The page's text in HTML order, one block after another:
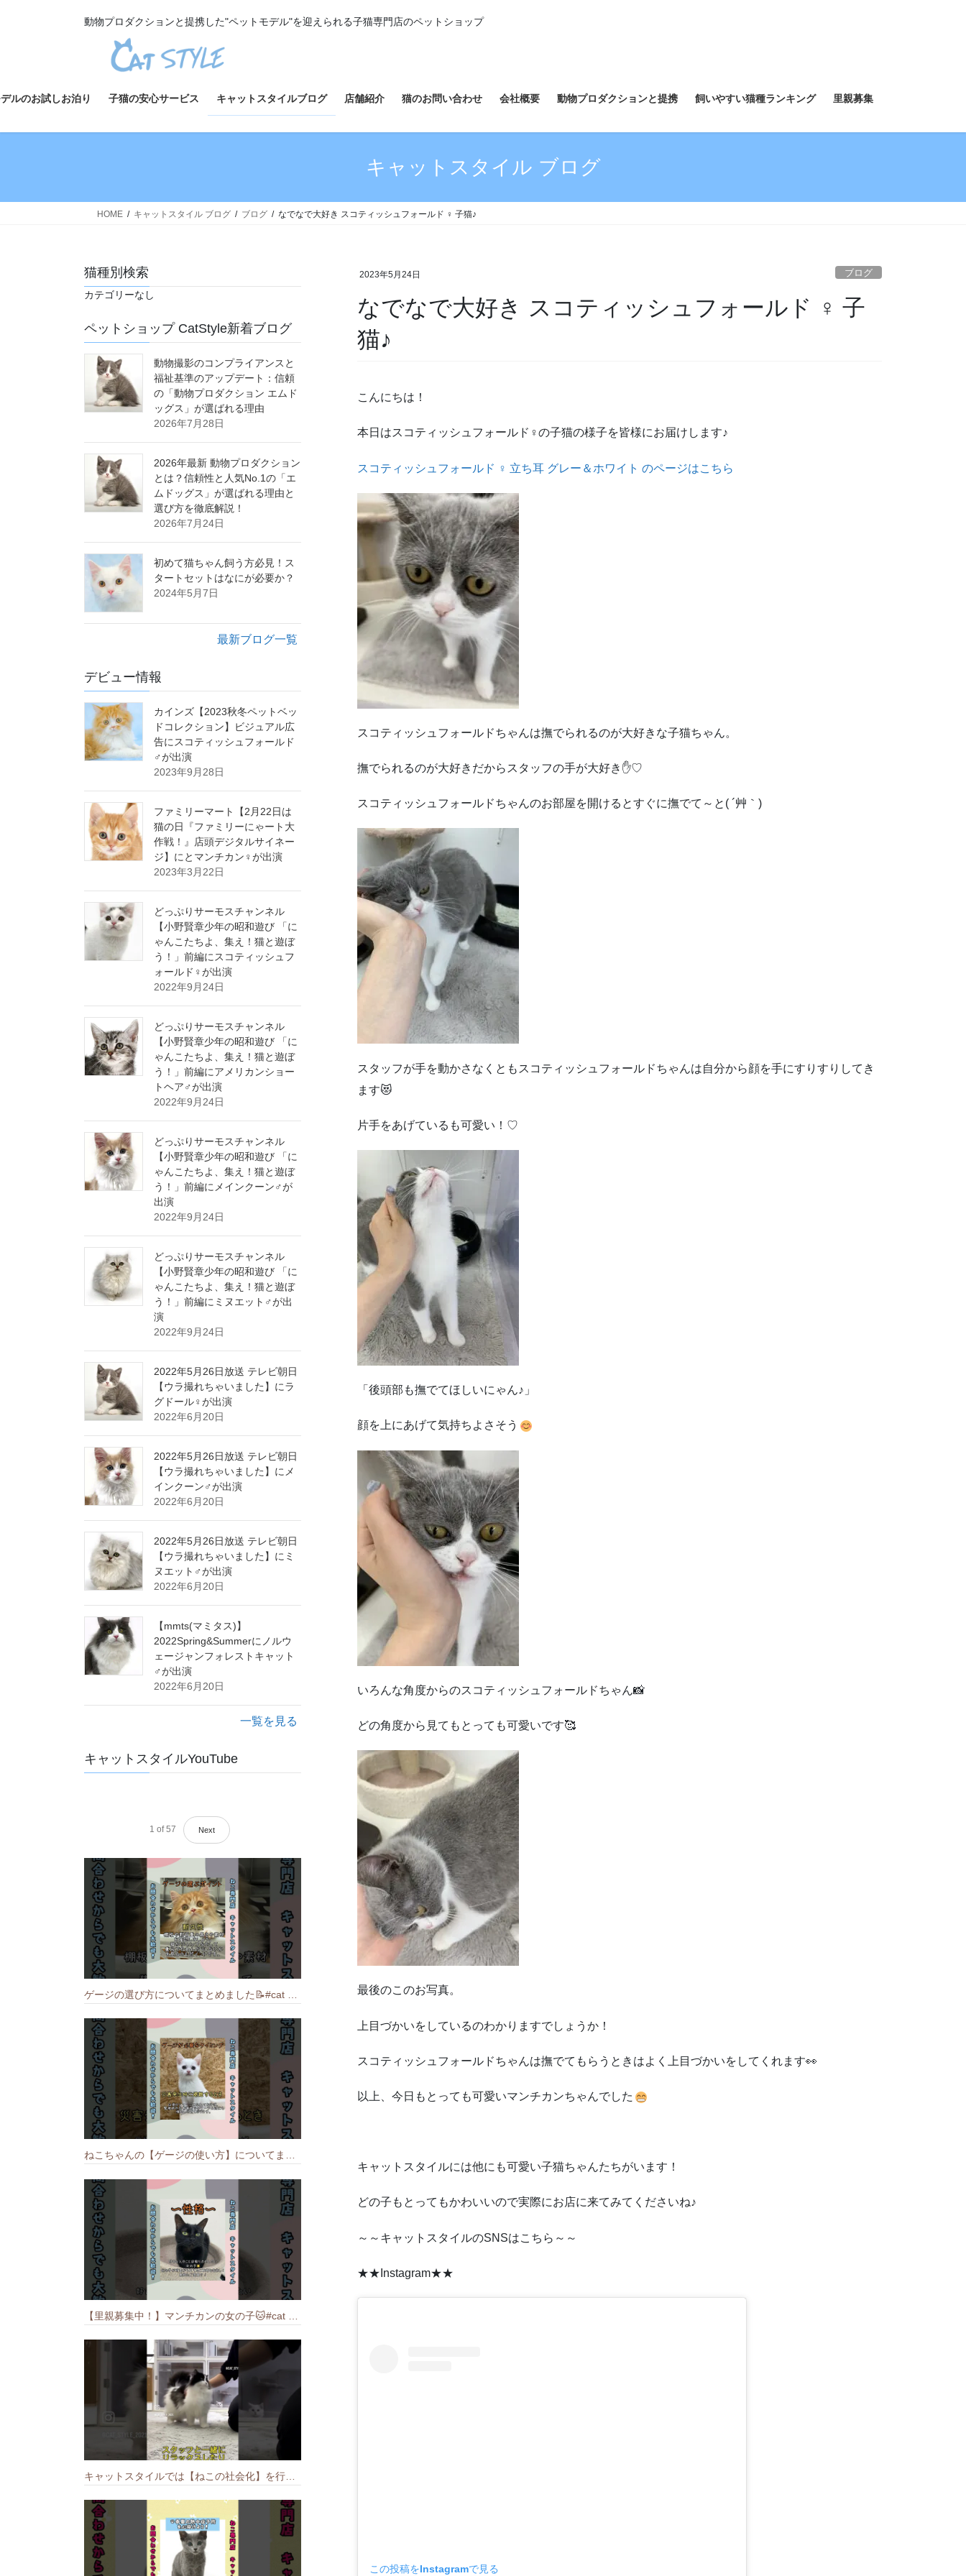
へ
ョ
動物プロダクションと提携した"ペットモデル"を迎えられる子猫専門店のペットショップ
ルのお試しお泊り 子猫の安心サービス キャットスタイルブログ 店舗紹介 猫のお問い合わせ 会社概要 動物プロダクションと提携 飼いやすい猫種ランキング 里親募集
キャットスタイル ブログ
HOME キャットスタイル ブログ ブログ なでなで大好き スコティッシュフォールド ♀ 子猫♪
2023年5月24日 ブログ
なでなで大好き スコティッシュフォールド ♀ 子
猫♪
こんにちは！
本日はスコティッシュフォールド♀の子猫の様子を皆様にお届けします♪
スコティッシュフォールド ♀ 立ち耳 グレー＆ホワイト のページはこちら
スコティッシュフォールドちゃんは撫でられるのが大好きな子猫ちゃん。
撫でられるのが大好きだからスタッフの手が大好き✋♡
スコティッシュフォールドちゃんのお部屋を開けるとすぐに撫でて～と( ´艸｀)
スタッフが手を動かさなくともスコティッシュフォールドちゃんは自分から顔を手にすりすりしてき
ます😻
片手をあげているも可愛い！♡
「後頭部も撫でてほしいにゃん♪」
顔を上にあげて気持ちよさそう
いろんな角度からのスコティッシュフォールドちゃん📸
どの角度から見てもとっても可愛いです🥰
最後のこのお写真。
上目づかいをしているのわかりますでしょうか！
スコティッシュフォールドちゃんは撫でてもらうときはよく上目づかいをしてくれます👀
以上、今日もとっても可愛いマンチカンちゃんでした
キャットスタイルには他にも可愛い子猫ちゃんたちがいます！
どの子もとってもかわいいので実際にお店に来てみてくださいね♪
～～キャットスタイルのSNSはこちら～～
★★Instagram★★
この投稿をInstagramで見る
猫種別検索
カテゴリーなし
ペットショップ CatStyle新着ブログ
動物撮影のコンプライアンスと
福祉基準のアップデート：信頼
の「動物プロダクション エムド
ッグス」が選ばれる理由
2026年7月28日
2026年最新 動物プロダクション
とは？信頼性と人気No.1の「エ
ムドッグス」が選ばれる理由と
選び方を徹底解説！
2026年7月24日
初めて猫ちゃん飼う方必見！ス
タートセットはなにが必要か？
2024年5月7日
最新ブログ一覧
デビュー情報
カインズ【2023秋冬ペットベッ
ドコレクション】ビジュアル広
告にスコティッシュフォールド
♂が出演
2023年9月28日
ファミリーマート【2月22日は
猫の日『ファミリーにゃート大
作戦！』店頭デジタルサイネー
ジ】にとマンチカン♀が出演
2023年3月22日
どっぷりサーモスチャンネル
【小野賢章少年の昭和遊び 「に
ゃんこたちよ、集え！猫と遊ぼ
う！」前編にスコティッシュフ
ォールド♀が出演
2022年9月24日
どっぷりサーモスチャンネル
【小野賢章少年の昭和遊び 「に
ゃんこたちよ、集え！猫と遊ぼ
う！」前編にアメリカンショー
トヘア♂が出演
2022年9月24日
どっぷりサーモスチャンネル
【小野賢章少年の昭和遊び 「に
ゃんこたちよ、集え！猫と遊ぼ
う！」前編にメインクーン♂が
出演
2022年9月24日
どっぷりサーモスチャンネル
【小野賢章少年の昭和遊び 「に
ゃんこたちよ、集え！猫と遊ぼ
う！」前編にミヌエット♂が出
演
2022年9月24日
2022年5月26日放送 テレビ朝日
【ウラ撮れちゃいました】にラ
グドール♀が出演
2022年6月20日
2022年5月26日放送 テレビ朝日
【ウラ撮れちゃいました】にメ
インクーン♂が出演
2022年6月20日
2022年5月26日放送 テレビ朝日
【ウラ撮れちゃいました】にミ
ヌエット♂が出演
2022年6月20日
【mmts(マミタス)】
2022Spring&Summerにノルウ
ェージャンフォレストキャット
♂が出演
2022年6月20日
一覧を見る
キャットスタイルYouTube
1 of 57 Next
ゲージの選び方についてまとめました️📝#cat #猫のいる暮らし #ねこ #キャット #munchkin
ねこちゃんの【ゲージの使い方】についてまとめました️🐱📝